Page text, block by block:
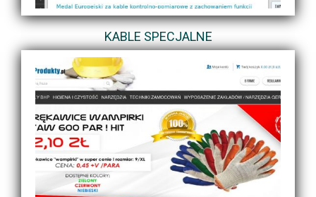
KABLE SPECJALNE